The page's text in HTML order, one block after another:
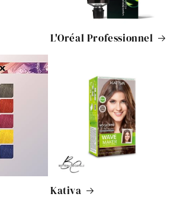
L'Oréal Professionnel
Kativa